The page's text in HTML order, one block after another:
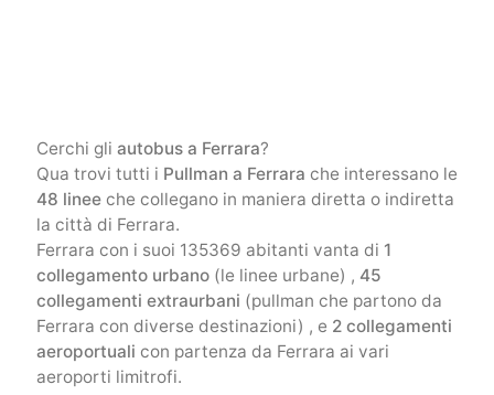
Cerchi gli autobus a Ferrara?
Qua trovi tutti i Pullman a Ferrara che interessano le
48 lineeche collegano in maniera diretta o indiretta
la città di Ferrara.
Ferrara con i suoi 135369 abitanti vanta di 1
collegamento urbano(le linee urbane) , 45
collegamenti extraurbani (pullman che partono da
Ferrara con diverse destinazioni) , e 2 collegamenti
aeroportuali con partenza da Ferrara ai vari
aeroporti limitrofi.